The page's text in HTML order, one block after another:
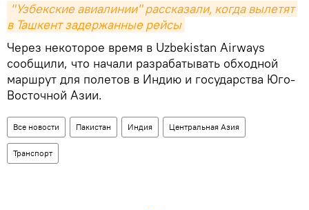
"Узбекские авиалинии" рассказали, когда вылетят
в Ташкент задержанные рейсы
Через некоторое время в Uzbekistan Airways
сообщили, что начали разрабатывать обходной
маршрут для полетов в Индию и государства Юго-
Восточной Азии.
Все новости Пакистан Индия Центральная Азия
Транспорт